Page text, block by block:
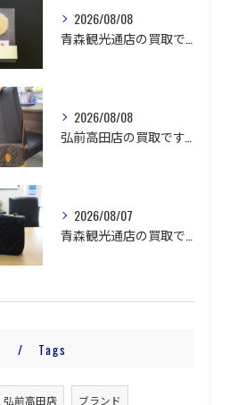
2026/08/08
2026/08/08
2026/08/07
Tags
弘前高田店 ブランド